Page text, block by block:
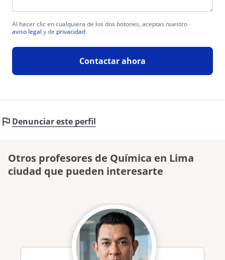
Al hacer clic en cualquiera de los dos botones, aceptas nuestro
aviso legal y de privacidad
Contactar ahora
Denunciar este perfil
Otros profesores de Química en Lima
ciudad que pueden interesarte